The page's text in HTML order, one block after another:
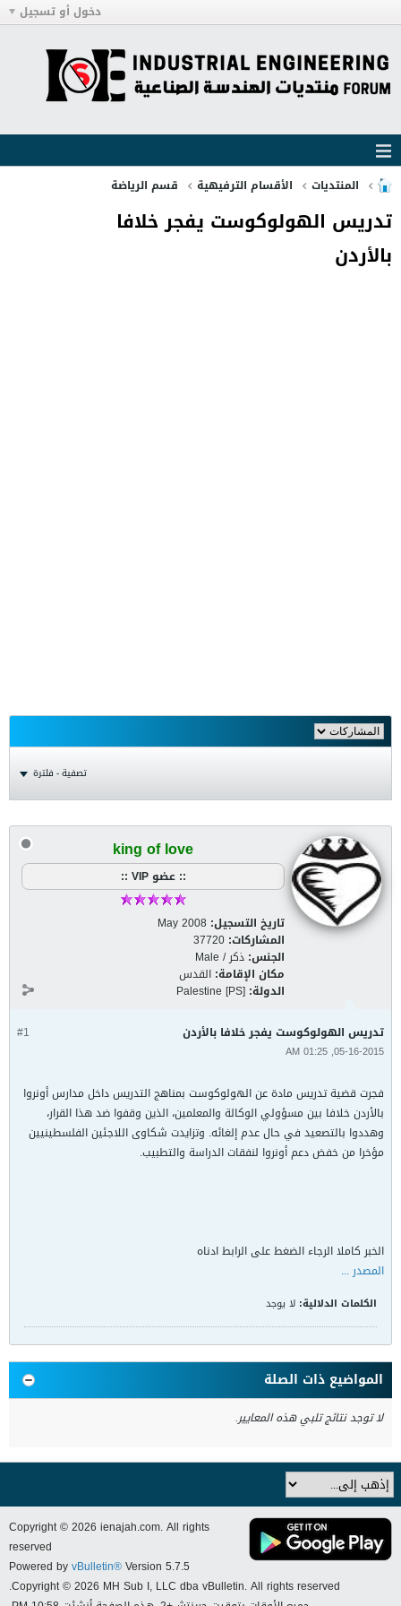
دخول أو تسجيل
المنتديات الأقسام الترفيهية قسم الرياضة
تدريس الهولوكوست يفجر خلافا
بالأردن
تصفية - فلترة
king of love
:: عضو VIP ::
تاريخ التسجيل: May 2008
المشاركات: 37720
الجنس: ذكر / Male
مكان الإقامة: القدس
الدولة: Palestine [PS]
#1 تدريس الهولوكوست يفجر خلافا بالأردن
05-16-2015, 01:25 AM
فجرت قضية تدريس مادة عن الهولوكوست بمناهج التدريس داخل مدارس أونروا
بالأردن خلافا بين مسؤولي الوكالة والمعلمين، الذين وقفوا ضد هذا القرار،
وهددوا بالتصعيد في حال عدم إلغائه. وتزايدت شكاوى اللاجئين الفلسطينيين
مؤخرا من خفض دعم أونروا لنفقات الدراسة والتطبيب.
الخبر كاملا الرجاء الضغط على الرابط ادناه
المصدر ...
الكلمات الدلالية: لا يوجد
المواضيع ذات الصلة
لا توجد نتائج تلبي هذه المعايير.
Copyright © 2026 ienajah.com. All rights
reserved
Powered byvBulletin®Version 5.7.5
Copyright © 2026 MH Sub I, LLC dba vBulletin. All rights reserved.